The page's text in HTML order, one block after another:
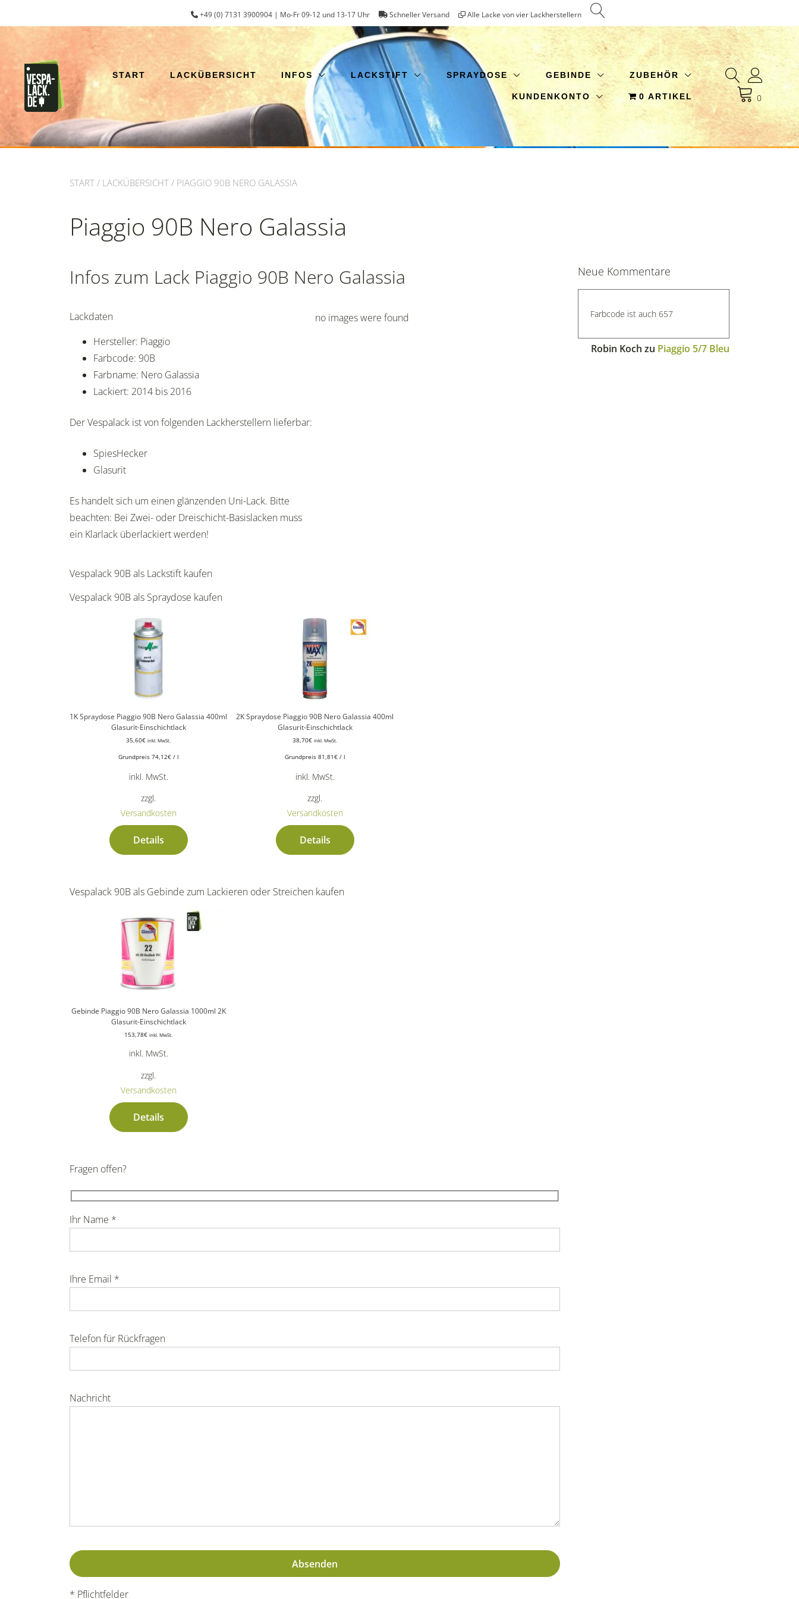
+49 (0) 7131 3900904 | Mo-Fr 09-12 und 13-17 Uhr Schneller Versand Alle Lacke von vier Lackherstellern
START LACKÜBERSICHT INFOS LACKSTIFT SPRAYDOSE GEBINDE ZUBEHÖR
KUNDENKONTO 0 ARTIKEL 0
START / LACKÜBERSICHT / PIAGGIO 90B NERO GALASSIA
Piaggio 90B Nero Galassia
Infos zum Lack Piaggio 90B Nero Galassia
Lackdaten
Hersteller: Piaggio
Farbcode: 90B
Farbname: Nero Galassia
Lackiert: 2014 bis 2016
Der Vespalack ist von folgenden Lackherstellern lieferbar:
SpiesHecker
Glasurit
Es handelt sich um einen glänzenden Uni-Lack. Bitte
beachten: Bei Zwei- oder Dreischicht-Basislacken muss
ein Klarlack überlackiert werden!
no images were found
Vespalack 90B als Lackstift kaufen
Vespalack 90B als Spraydose kaufen
1K Spraydose Piaggio 90B Nero Galassia 400ml
Glasurit-Einschichtlack
35,60€ inkl. MwSt.
Grundpreis 74,12€/ l
inkl. MwSt.
zzgl.
Versandkosten
Details
2K Spraydose Piaggio 90B Nero Galassia 400ml
Glasurit-Einschichtlack
38,70€ inkl. MwSt.
Grundpreis 81,81€/ l
inkl. MwSt.
zzgl.
Versandkosten
Details
Vespalack 90B als Gebinde zum Lackieren oder Streichen kaufen
Gebinde Piaggio 90B Nero Galassia 1000ml 2K
Glasurit-Einschichtlack
153,78€ inkl. MwSt.
inkl. MwSt.
zzgl.
Versandkosten
Details
Fragen offen?
Ihr Name *
Ihre Email *
Telefon für Rückfragen
Nachricht
* Pflichtfelder
Neue Kommentare
Farbcode ist auch 657
Robin Koch zu Piaggio 5/7 Bleu